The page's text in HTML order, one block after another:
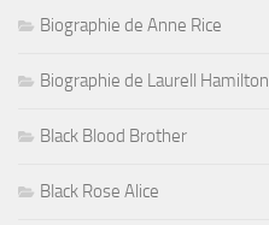
Biographie de Anne Rice
Biographie de Laurell Hamilton
Black Blood Brother
Black Rose Alice